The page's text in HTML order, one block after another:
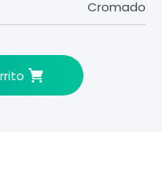
Cromado